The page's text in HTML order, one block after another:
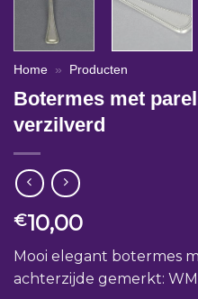
Home » Producten
Botermes met
verzilverd
€10,00
Mooi elegant botermes
achterzijde gemerkt: